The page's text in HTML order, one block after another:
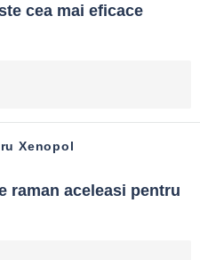
cea mai eficace
Xenopol
raman aceleasi pentru